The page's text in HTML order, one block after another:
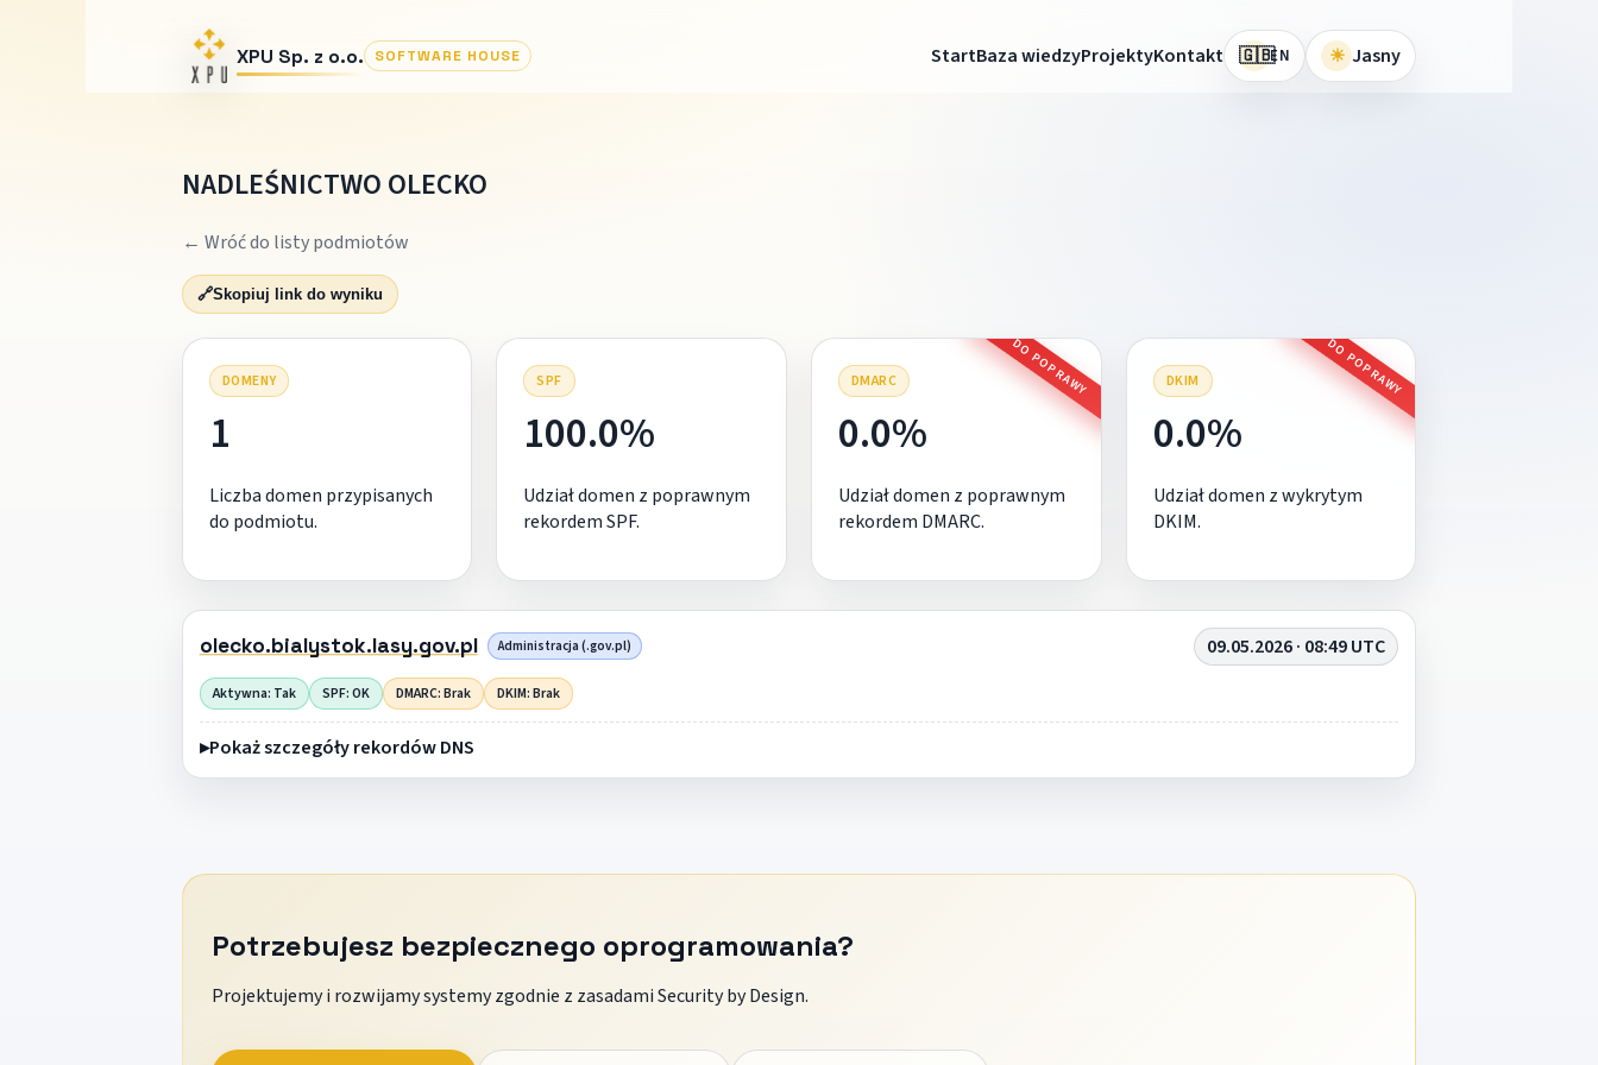
XPU Sp. z o.o. SOFTWARE HOUSE StartBaza wiedzyProjektyKontakt 🇬🇧EN ☀ Jasny
NADLEŚNICTWO OLECKO
← Wróć do listy podmiotów
🔗Skopiuj link do wyniku
DOMENY
1
Liczba domen przypisanych
do podmiotu.
SPF
100.0%
Udział domen z poprawnym
rekordem SPF.
DMARC DO POPRAWY
0.0%
Udział domen z poprawnym
rekordem DMARC.
DKIM DO POPRAWY
0.0%
Udział domen z wykrytym
DKIM.
olecko.bialystok.lasy.gov.pl Administracja (.gov.pl) 09.05.2026 · 08:49 UTC
Aktywna: Tak SPF: OK DMARC: Brak DKIM: Brak
Pokaż szczegóły rekordów DNS
Potrzebujesz bezpiecznego oprogramowania?
Projektujemy i rozwijamy systemy zgodnie z zasadami Security by Design.